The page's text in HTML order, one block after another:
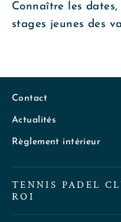
Connaître les
stages jeunes des
Contact
Actualités
Règlement intérieur
TENNIS PADEL
ROI